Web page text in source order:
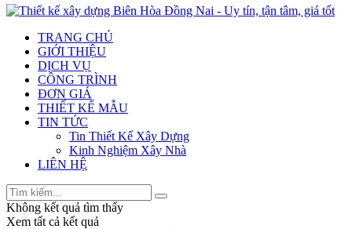
TRANG CHỦ
GIỚI THIỆU
DỊCH VỤ
CÔNG TRÌNH
ĐƠN GIÁ
THIẾT KẾ MẪU
TIN TỨC
Tin Thiết Kế Xây Dựng
Kinh Nghiệm Xây Nhà
LIÊN HỆ
Không kết quả tìm thấy
Xem tất cả kết quả